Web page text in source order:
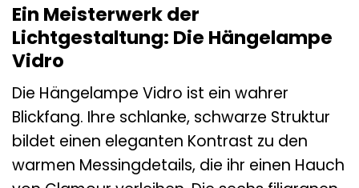
Ein Meisterwerk der
Lichtgestaltung: Die Hängelampe
Vidro
Die Hängelampe Vidro ist ein wahrer
Blickfang. Ihre schlanke, schwarze Struktur
bildet einen eleganten Kontrast zu den
warmen Messingdetails, die ihr einen Hauch